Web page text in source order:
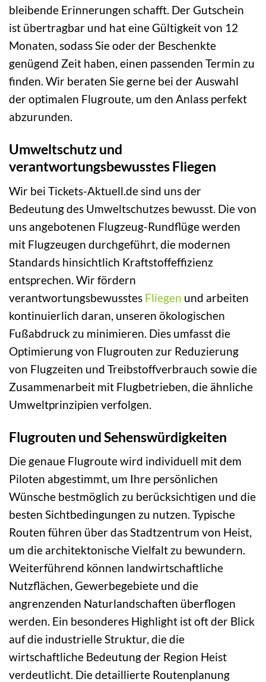
bleibende Erinnerungen schafft. Der Gutschein
ist übertragbar und hat eine Gültigkeit von 12
Monaten, sodass Sie oder der Beschenkte
genügend Zeit haben, einen passenden Termin zu
finden. Wir beraten Sie gerne bei der Auswahl
der optimalen Flugroute, um den Anlass perfekt
abzurunden.
Umweltschutz und
verantwortungsbewusstes Fliegen
Wir bei Tickets-Aktuell.de sind uns der
Bedeutung des Umweltschutzes bewusst. Die von
uns angebotenen Flugzeug-Rundflüge werden
mit Flugzeugen durchgeführt, die modernen
Standards hinsichtlich Kraftstoffeffizienz
entsprechen. Wir fördern
verantwortungsbewusstes Fliegen und arbeiten
kontinuierlich daran, unseren ökologischen
Fußabdruck zu minimieren. Dies umfasst die
Optimierung von Flugrouten zur Reduzierung
von Flugzeiten und Treibstoffverbrauch sowie die
Zusammenarbeit mit Flugbetrieben, die ähnliche
Umweltprinzipien verfolgen.
Flugrouten und Sehenswürdigkeiten
Die genaue Flugroute wird individuell mit dem
Piloten abgestimmt, um Ihre persönlichen
Wünsche bestmöglich zu berücksichtigen und die
besten Sichtbedingungen zu nutzen. Typische
Routen führen über das Stadtzentrum von Heist,
um die architektonische Vielfalt zu bewundern.
Weiterführend können landwirtschaftliche
Nutzflächen, Gewerbegebiete und die
angrenzenden Naturlandschaften überflogen
werden. Ein besonderes Highlight ist oft der Blick
auf die industrielle Struktur, die die
wirtschaftliche Bedeutung der Region Heist
verdeutlicht. Die detaillierte Routenplanung